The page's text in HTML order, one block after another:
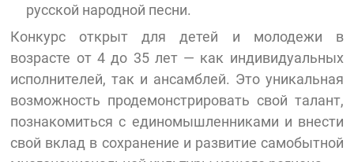
русской народной песни.
Конкурс открыт для детей и молодежи в
возрасте от 4 до 35 лет — как индивидуальных
исполнителей, так и ансамблей. Это уникальная
возможность продемонстрировать свой талант,
познакомиться с единомышленниками и внести
свой вклад в сохранение и развитие самобытной